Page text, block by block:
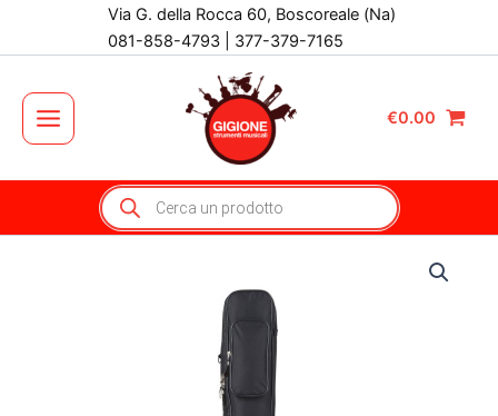
Via G. della Rocca 60, Boscoreale (Na)
081-858-4793 | 377-379-7165
Main
Menu
€0.00
Products
search